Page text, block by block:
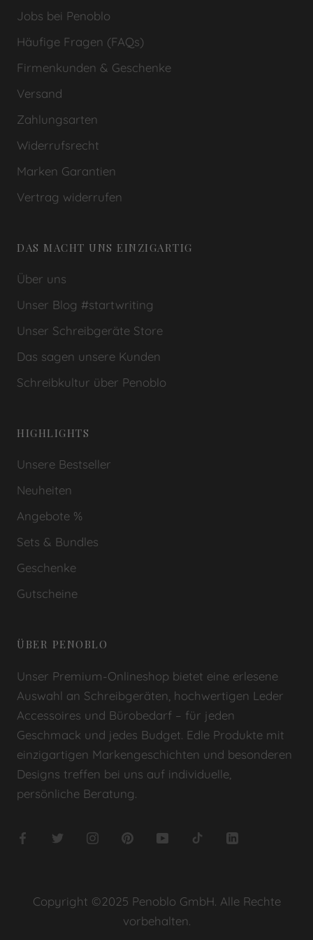
verlängern können, sofern sie auf einen Samstag,
Sonntag oder gesetzlichen Feiertag fallen. Bei der
Berechnung von Fristen und Lieferzeiten werden
diese Regelung, um Missverständnisse bezüglich
Lieferterminen oder Fristen zu vermeiden.
Jobs bei Penoblo
Häufige Fragen (FAQs)
Firmenkunden & Geschenke
Versand
Zahlungsarten
Widerrufsrecht
Marken Garantien
Vertrag widerrufen
DAS MACHT UNS EINZIGARTIG
Über uns
Unser Blog #startwriting
Unser Schreibgeräte Store
Das sagen unsere Kunden
Schreibkultur über Penoblo
HIGHLIGHTS
Unsere Bestseller
Neuheiten
Angebote %
Sets & Bundles
Geschenke
Gutscheine
ÜBER PENOBLO
Unser Premium-Onlineshop bietet eine erlesene
Auswahl an Schreibgeräten, hochwertigen Leder
Accessoires und Bürobedarf – für jeden
Geschmack und jedes Budget. Edle Produkte mit
einzigartigen Markengeschichten und besonderen
Designs treffen bei uns auf individuelle,
persönliche Beratung.
Copyright ©2025 Penoblo GmbH. Alle Rechte
vorbehalten.